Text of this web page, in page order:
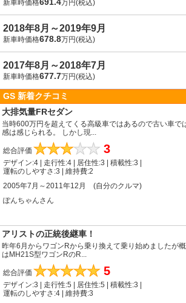
新車時価格 万円(税込)
2018年8月～2019年9月
新車時価格678.8万円(税込)
2017年8月～2018年7月
新車時価格677.7万円(税込)
GS 新着クチコミ
大排気量FRセダン
当時600万円を超えてくる高級車ではあるので古い車で
感は感じられる。 しかし現...
総合評価 ★★★★★ 3
デザイン:4 | 走行性:4 | 居住性:3 | 積載性:3 |
運転のしやすさ:3 | 維持費:2
2005年7月～2011年12月 (自分のクルマ)
ぽんちゃんさん
アリストの正統後継車！
昨年6月からワゴンRから乗り換えて乗り始めましたが
はMH21S型ワゴンRのR...
総合評価 ★★★★★ 5
デザイン:3 | 走行性:5 | 居住性:5 | 積載性:3 |
運転のしやすさ:4 | 維持費:3